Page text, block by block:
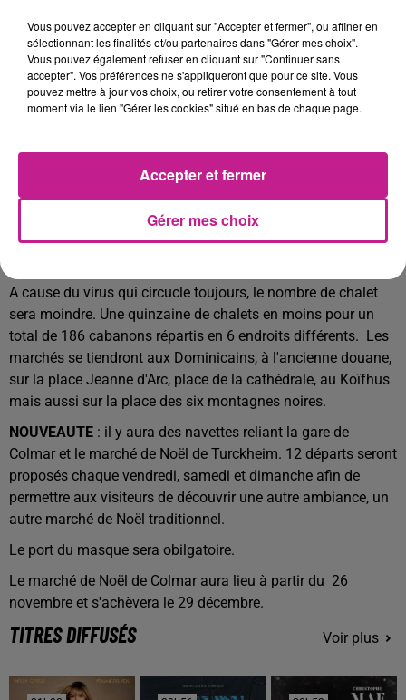
Désormais, les chalets seront dispersés sur 14 sites dont
quatre nouveaux dont la place Kléber et le square Louise
Weiss.
Le marché de Noël de Strasbourg ( le Christkindelsmärik) se
marché de Noël attirait plus de 2 millions de visiteurs par
La mairie colmarienne annonce une édition plus fluide, plus
A cause du virus qui circucle toujours, le nombre de chalet
sera moindre. Une quinzaine de chalets en moins pour un
total de 186 cabanons répartis en 6 endroits différents. Les
marchés se tiendront aux Dominicains, à l'ancienne douane,
sur la place Jeanne d'Arc, place de la cathédrale, au Koïfhus
mais aussi sur la place des six montagnes noires.
NOUVEAUTE : il y aura des navettes reliant la gare de
Colmar et le marché de Noël de Turckheim. 12 départs seront
proposés chaque vendredi, samedi et dimanche afin de
permettre aux visiteurs de découvrir une autre ambiance, un
autre marché de Noël traditionnel.
Le port du masque sera obilgatoire.
Le marché de Noël de Colmar aura lieu à partir du 26
novembre et s'achèvera le 29 décembre.
TITRES DIFFUSÉS Voir plus
Vous pouvez accepter en cliquant sur "Accepter et fermer", ou affiner en
sélectionnant les finalités et/ou partenaires dans "Gérer mes choix".
Vous pouvez également refuser en cliquant sur "Continuer sans
accepter". Vos préférences ne s'appliqueront que pour ce site. Vous
pouvez mettre à jour vos choix, ou retirer votre consentement à tout
moment via le lien "Gérer les cookies" situé en bas de chaque page.
Gérer mes choix
Accepter et fermer